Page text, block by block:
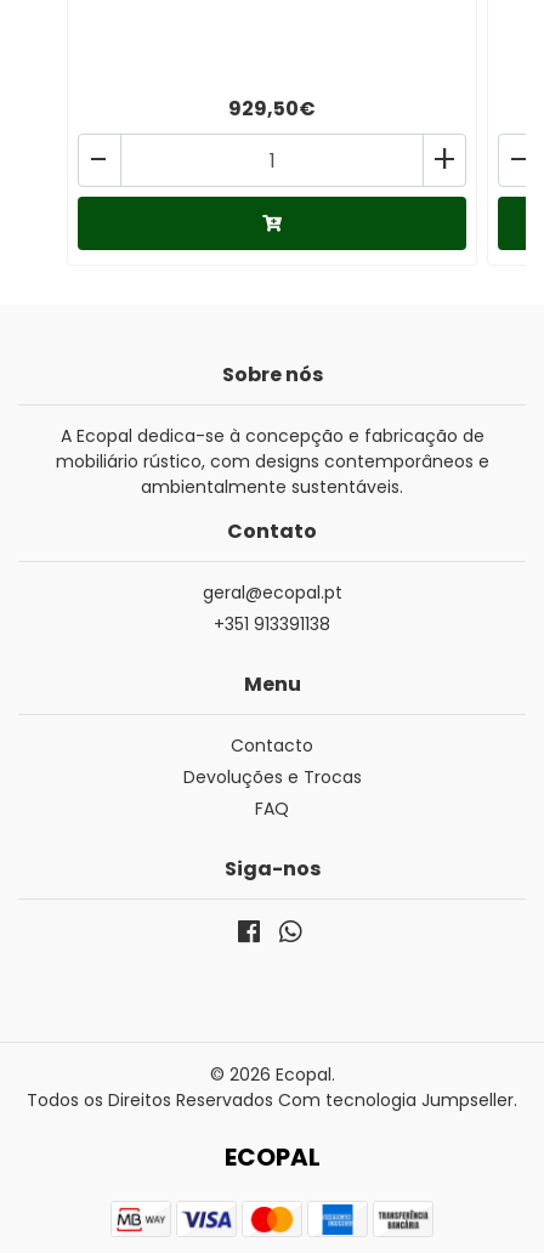
929,50€
+
- -
Sobre nós
A Ecopal dedica-se à concepção e fabricação de
mobiliário rústico, com designs contemporâneos e
ambientalmente sustentáveis.
Contato
geral@ecopal.pt
+351 913391138
Menu
Contacto
Devoluções e Trocas
FAQ
Siga-nos
© 2026 Ecopal.
Todos os Direitos Reservados Com tecnologia Jumpseller.
ECOPAL